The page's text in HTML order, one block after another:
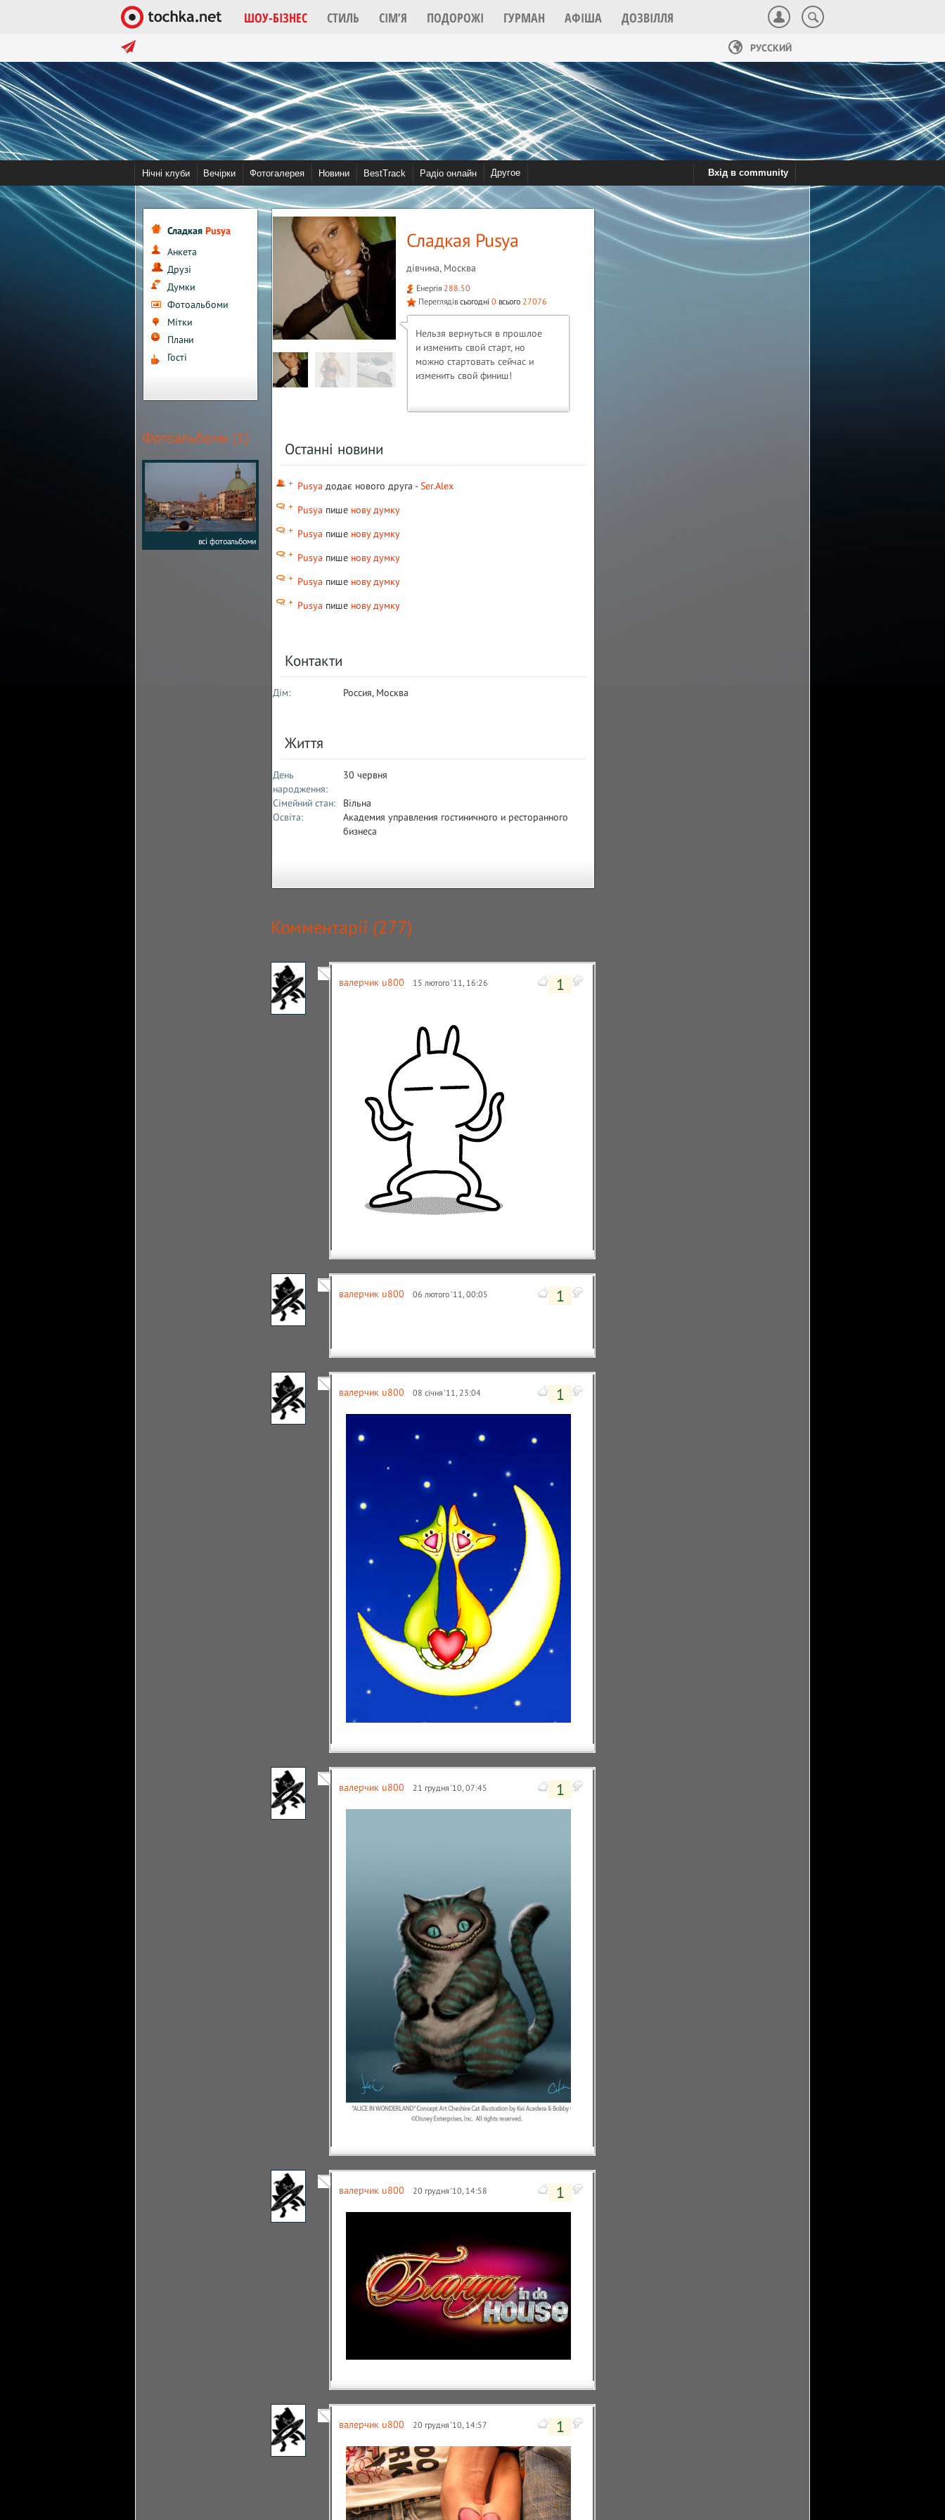
ШОУ-БІЗНЕС СТИЛЬ СІМ’Я ПОДОРОЖІ ГУРМАН АФІША ДОЗВІЛЛЯ
в тренді:
Помочь tochka.net Война в Украине 2022
РУССКИЙ
Нічні клуби Вечірки Фотогалерея Новини BestTrack Радіо онлайн Вхід в community
Другое
Відео Community Співробітництво
Сладкая Pusya
Анкета
Друзі
Думки
Фотоальбоми
Мітки
Плани
Гості
Фотоальбоми (1)
всі фотоальбоми
Сладкая Pusya
дівчина, Москва
Енергія 288.50
Переглядівсьогодні 0 всього 27076
Нельзя вернуться в прошлое
и изменить свой старт, но
можно стартовать сейчас и
изменить свой финиш! ​
Останні новини
Pusya додає нового друга -Ser.Alex
Pusya пише нову думку
Pusya пише нову думку
Pusya пише нову думку
Pusya пише нову думку
Pusya пише нову думку
Контакти
Дім: Россия, Москва
Життя
День
народження:
30 червня
Сімейний стан:
Вільна
Освіта:
Академия управления гостиничного и ресторанного
бизнеса
Комментарії (277)
валерчик u800 15 лютого '11, 16:26 1
валерчик u800 06 лютого '11, 00:05 1
валерчик u800 08 січня '11, 23:04 1
валерчик u800 21 грудня '10, 07:45 1
валерчик u800 20 грудня '10, 14:58 1
валерчик u800 20 грудня '10, 14:57 1